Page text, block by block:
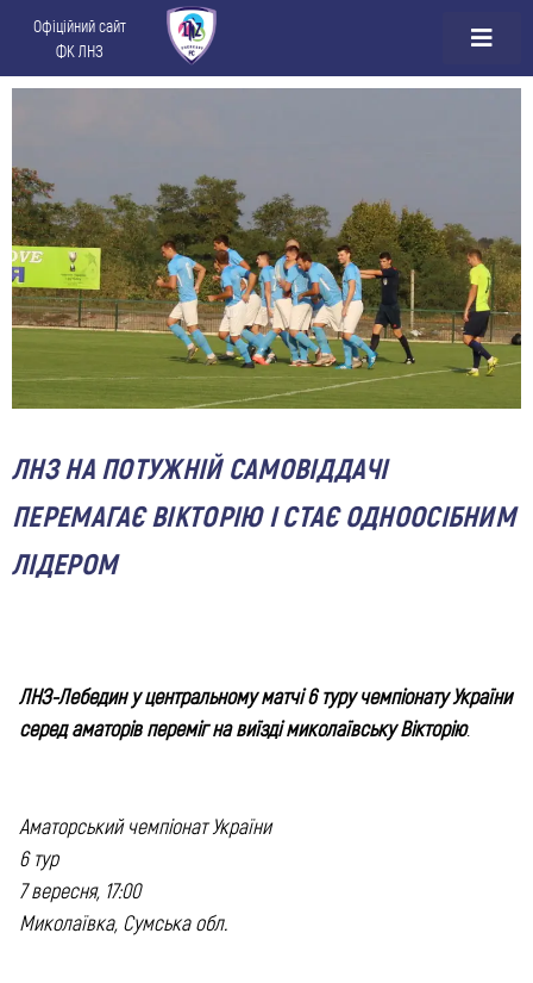
Офіційний сайт
ФК ЛНЗ
ЛНЗ НА ПОТУЖНІЙ САМОВІДДАЧІ
ПЕРЕМАГАЄ ВІКТОРІЮ І СТАЄ ОДНООСІБНИМ
ЛІДЕРОМ
ЛНЗ-Лебедин у центральному матчі 6 туру чемпіонату України
серед аматорів переміг на виїзді миколаївську Вікторію.
Аматорський чемпіонат України
6 тур
7 вересня, 17:00
Миколаївка, Сумська обл.